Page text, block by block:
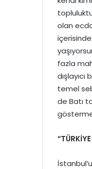
olan
fazla
temel
de Batı